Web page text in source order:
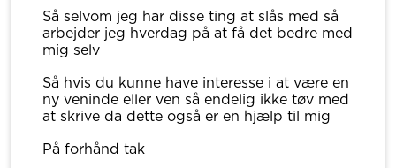
Så selvom jeg har disse ting at slås med så
arbejder jeg hverdag på at få det bedre med
mig selv
Så hvis du kunne have interesse i at være en
ny veninde eller ven så endelig ikke tøv med
at skrive da dette også er en hjælp til mig
På forhånd tak